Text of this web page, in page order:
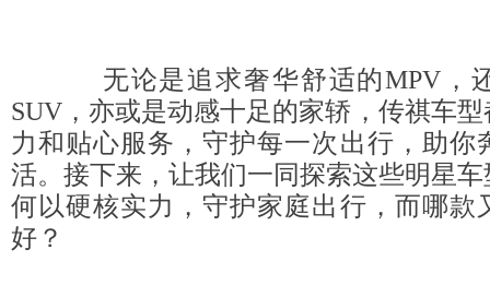
无论是追求奢华舒适的MPV，
SUV，亦或是动感十足的家轿，传祺车
力和贴心服务，守护每一次出行，助你
活。接下来，让我们一同探索这些明星
何以硬核实力，守护家庭出行，而哪款
好？